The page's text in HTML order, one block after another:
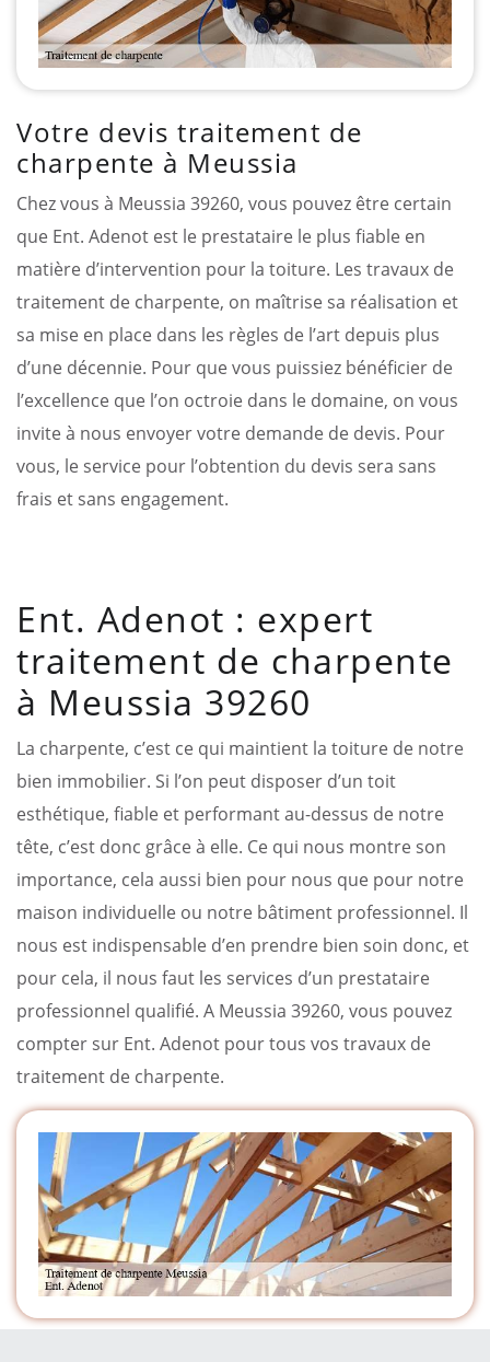
Votre devis traitement de
charpente à Meussia
Chez vous à Meussia 39260, vous pouvez être certain
que Ent. Adenot est le prestataire le plus fiable en
matière d’intervention pour la toiture. Les travaux de
traitement de charpente, on maîtrise sa réalisation et
sa mise en place dans les règles de l’art depuis plus
d’une décennie. Pour que vous puissiez bénéficier de
l’excellence que l’on octroie dans le domaine, on vous
invite à nous envoyer votre demande de devis. Pour
vous, le service pour l’obtention du devis sera sans
frais et sans engagement.
Ent. Adenot : expert
traitement de charpente
à Meussia 39260
La charpente, c’est ce qui maintient la toiture de notre
bien immobilier. Si l’on peut disposer d’un toit
esthétique, fiable et performant au-dessus de notre
tête, c’est donc grâce à elle. Ce qui nous montre son
importance, cela aussi bien pour nous que pour notre
maison individuelle ou notre bâtiment professionnel. Il
nous est indispensable d’en prendre bien soin donc, et
pour cela, il nous faut les services d’un prestataire
professionnel qualifié. A Meussia 39260, vous pouvez
compter sur Ent. Adenot pour tous vos travaux de
traitement de charpente.